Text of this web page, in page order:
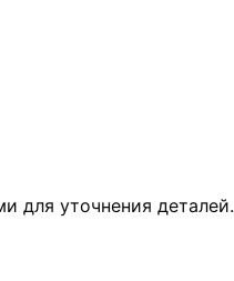
для уточнения деталей.